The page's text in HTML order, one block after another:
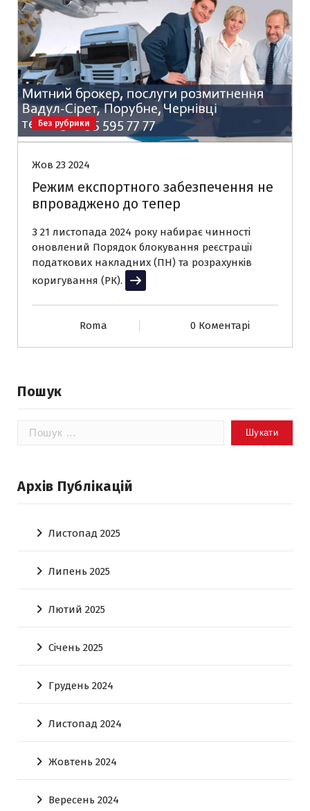
Без рубрики
Жов 23 2024
Режим експортного забезпечення не
впроваджено до тепер
З 21 листопада 2024 року набирає чинності
оновлений Порядок блокування реєстрації
податкових накладних (ПН) та розрахунків
коригування (РК).
Читати далі
Roma 0 Коментарі
Пошук
Пошук:
Архів Публікацій
Листопад 2025
Липень 2025
Лютий 2025
Січень 2025
Грудень 2024
Листопад 2024
Жовтень 2024
Вересень 2024